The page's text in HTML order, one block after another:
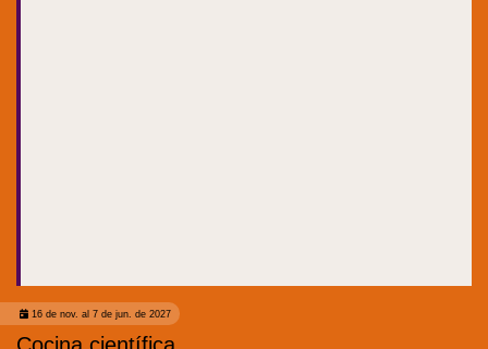
16 de nov. al 7 de jun. de 2027